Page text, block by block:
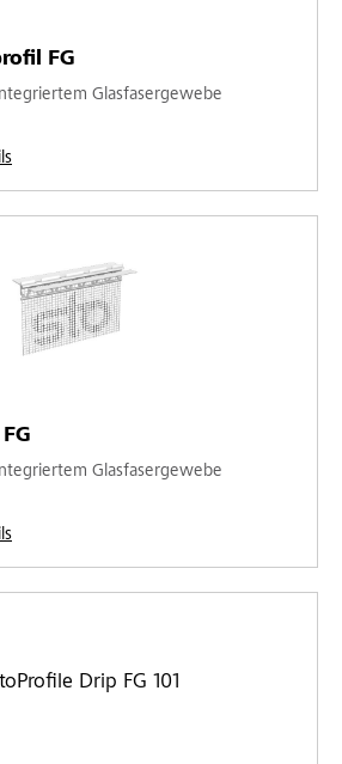
FG
Glasfasergewebe
Glasfasergewebe